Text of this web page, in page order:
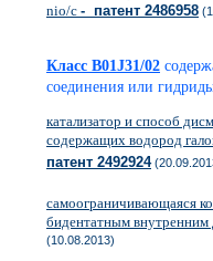
nio/c - патент 2486958
Класс B01J31/02
соединения или
катализатор и способ
содержащих водород
патент 2492924
самоограничивающаяся
бидентатным
(10.08.2013)